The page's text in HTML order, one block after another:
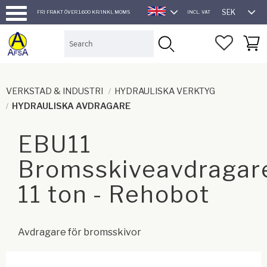
Menu
FRI FRAKT ÖVER 1.600 KR/INKL MOMS
ENGLISH
INCL. VAT SEK
VERKSTAD & INDUSTRI
HYDRAULISKA VERKTYG
HYDRAULISKA AVDRAGARE
EBU11
11 ton - Rehobot
Avdragare för bromsskivor